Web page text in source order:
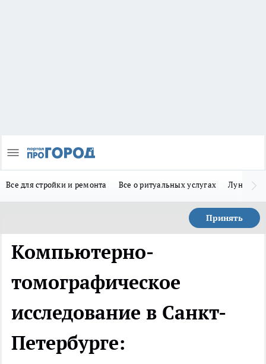
Все для стройки и ремонта Все о ритуальных услугах Лунно-
Принять
Компьютерно-
томографическое
исследование в Санкт-
Петербурге: